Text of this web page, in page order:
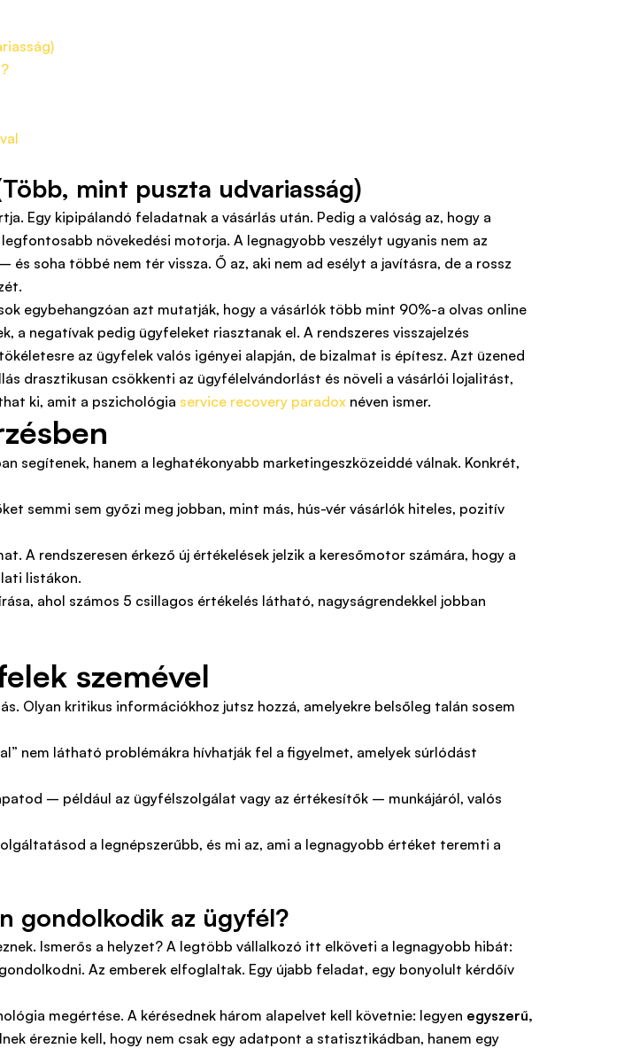
mint puszta udvariasság)
Egy kipipálandó feladatnak a vásárlás után. Pedig a valóság az, hogy a
növekedési motorja. A legnagyobb veszélyt ugyanis nem az
soha többé nem tér vissza. Ő az, aki nem ad esélyt a javításra, de a rossz
egybehangzóan azt mutatják, hogy a vásárlók több mint 90%-a olvas online
negatívak pedig ügyfeleket riasztanak el. A rendszeres visszajelzés
az ügyfelek valós igényei alapján, de bizalmat is építesz. Azt üzened
drasztikusan csökkenti az ügyfélelvándorlást és növeli a vásárlói lojalitást,
ki, amit a pszichológia service recovery paradox néven ismer.
segítenek, hanem a leghatékonyabb marketingeszközeiddé válnak. Konkrét,
semmi sem győzi meg jobban, mint más, hús-vér vásárlók hiteles, pozitív
A rendszeresen érkező új értékelések jelzik a keresőmotor számára, hogy a
listákon.
ahol számos 5 csillagos értékelés látható, nagyságrendekkel jobban
szemével
Olyan kritikus információkhoz jutsz hozzá, amelyekre belsőleg talán sosem
nem látható problémákra hívhatják fel a figyelmet, amelyek súrlódást
– például az ügyfélszolgálat vagy az értékesítők – munkájáról, valós
a legnépszerűbb, és mi az, ami a legnagyobb értéket teremti a
gondolkodik az ügyfél?
Ismerős a helyzet? A legtöbb vállalkozó itt elköveti a legnagyobb hibát:
Az emberek elfoglaltak. Egy újabb feladat, egy bonyolult kérdőív
megértése. A kérésednek három alapelvet kell követnie: legyen egyszerű,
éreznie kell, hogy nem csak egy adatpont a statisztikádban, hanem egy